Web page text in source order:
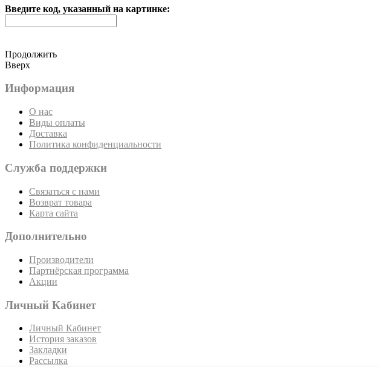
Введите код, указанный на картинке:
Продолжить
Вверх
Информация
О нас
Виды оплаты
Доставка
Политика конфиденциальности
Служба поддержки
Связаться с нами
Возврат товара
Карта сайта
Дополнительно
Производители
Партнёрская программа
Акции
Личный Кабинет
Личный Кабинет
История заказов
Закладки
Рассылка